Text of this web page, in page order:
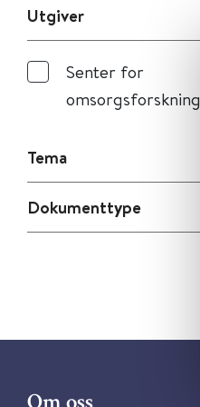
Utgiver
Senter for
omsorgsforskning
Tema
Dokumenttype